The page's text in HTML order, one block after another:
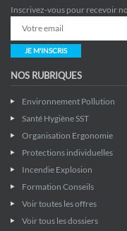
Inscrivez-vous pour recevoir
JE M'INSCRIS
NOS RUBRIQUES
Environnement Pollution
Santé Hygiène SST
Organisation Ergonomie
Protections individuelles
Incendie Explosion
Formation Conseils
Voir toutes les offres
Voir tous les dossiers